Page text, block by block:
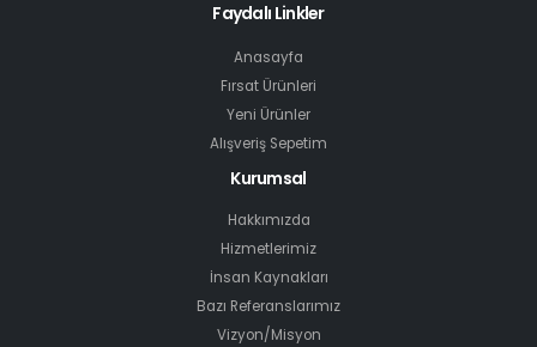
Faydalı Linkler
Anasayfa
Fırsat Ürünleri
Yeni Ürünler
Alışveriş Sepetim
Kurumsal
Hakkımızda
Hizmetlerimiz
İnsan Kaynakları
Bazı Referanslarımız
Vizyon/Misyon